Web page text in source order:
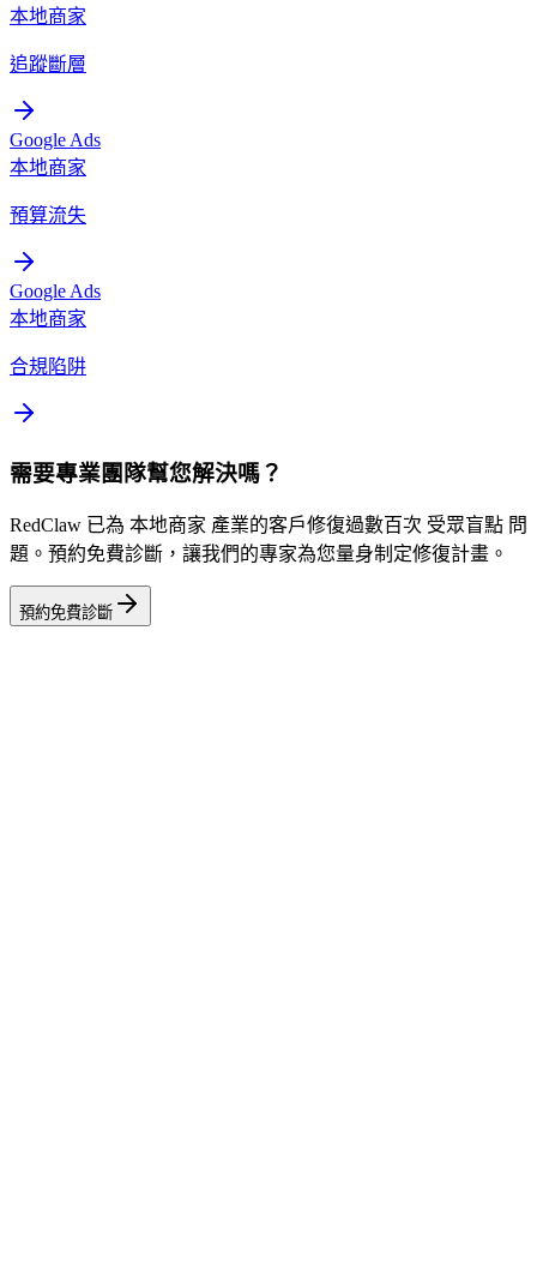
本地商家
追蹤斷層
Google Ads
本地商家
預算流失
Google Ads
本地商家
合規陷阱
需要專業團隊幫您解決嗎？
RedClaw 已為 本地商家 產業的客戶修復過數百次 受眾盲點 問
題。預約免費診斷，讓我們的專家為您量身制定修復計畫。
預約免費診斷